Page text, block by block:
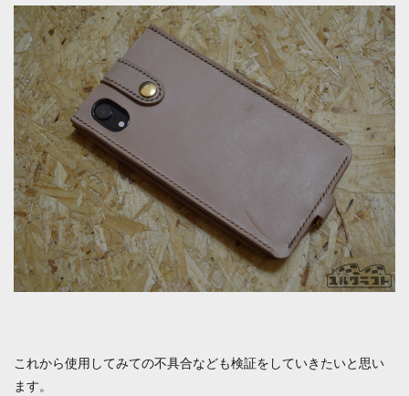
これから使用してみての不具合なども検証をしていきたいと思い
ます。